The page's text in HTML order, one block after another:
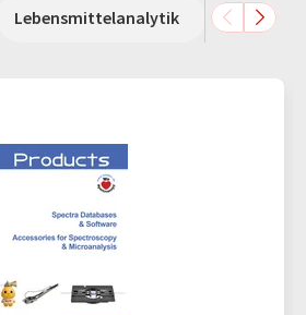
Lebensmittelanalytik NIR-